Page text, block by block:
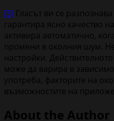
[3] Гласът ви се
гарантира ясно качество
активира автоматично,
промени в околния шум.
настройки.
може да варира в
употреба, факторите на
възможностите на
About the Author